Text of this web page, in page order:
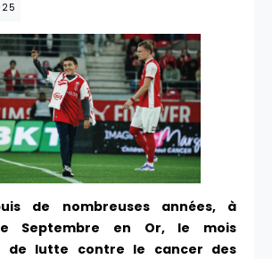
de nombreuses années, à
Septembre en Or, le mois
de lutte contre le cancer des